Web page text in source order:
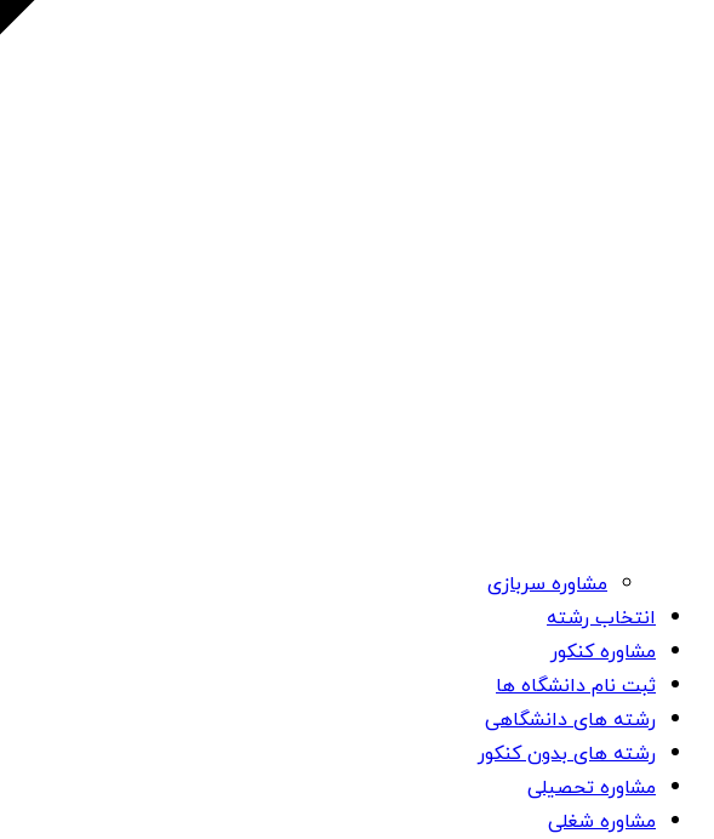
مشاوره سربازی
انتخاب رشته
مشاوره کنکور
ثبت نام دانشگاه ها
رشته های دانشگاهی
رشته های بدون کنکور
مشاوره تحصیلی
مشاوره شغلی